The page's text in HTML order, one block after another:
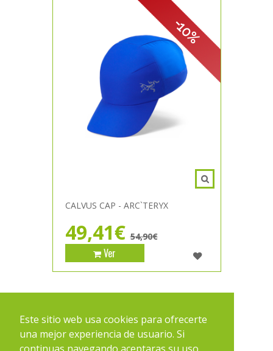
Este sitio web usa cookies para ofrecerte
una mejor experiencia de usuario. Si
-10%
CALVUS CAP - ARC`TERYX
49,41€ 54,90€
Ver